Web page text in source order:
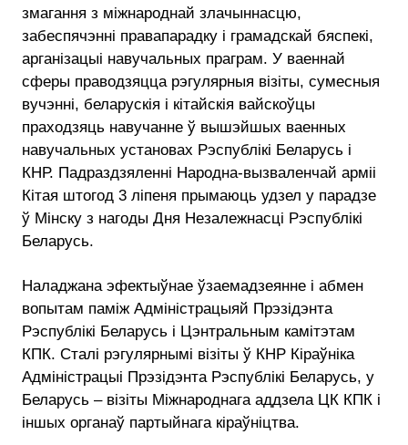
змагання з міжнароднай злачыннасцю,
забеспячэнні правапарадку і грамадскай бяспекі,
арганізацыі навучальных праграм. У ваеннай
сферы праводзяцца рэгулярныя візіты, сумесныя
вучэнні, беларускія і кітайскія вайскоўцы
праходзяць навучанне ў вышэйшых ваенных
навучальных установах Рэспублікі Беларусь і
КНР. Падраздзяленні Народна-вызваленчай арміі
Кітая штогод 3 ліпеня прымаюць удзел у парадзе
ў Мінску з нагоды Дня Незалежнасці Рэспублікі
Беларусь.
Наладжана эфектыўнае ўзаемадзеянне і абмен
вопытам паміж Адміністрацыяй Прэзідэнта
Рэспублікі Беларусь і Цэнтральным камітэтам
КПК. Сталі рэгулярнымі візіты ў КНР Кіраўніка
Адміністрацыі Прэзідэнта Рэспублікі Беларусь, у
Беларусь – візіты Міжнароднага аддзела ЦК КПК і
іншых органаў партыйнага кіраўніцтва.